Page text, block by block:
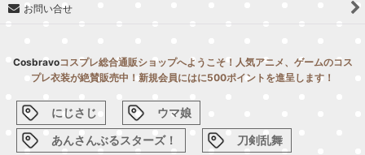
お問い合せ
Cosbravoコスプレ総合通販ショップへようこそ！人気アニメ、ゲームのコス
プレ衣装が絶賛販売中！新規会員にはに500ポイントを進呈します！
にじさじ
ウマ娘
あんさんぶるスターズ！
刀剣乱舞